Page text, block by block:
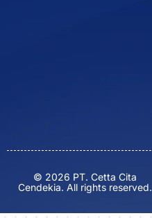
© 2026 PT. Cetta Cita
Cendekia. All rights reserved.